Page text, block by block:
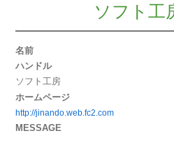
ソフト工
名前
ハンドル
ソフト工房
ホームページ
http://jinando.web.fc2.com
MESSAGE